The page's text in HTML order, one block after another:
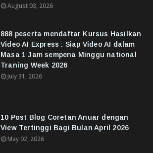
August 03, 2026
888 peserta mendaftar Kursus Hasilkan
Video AI Express : Siap Video AI dalam
Masa 1 Jam sempena Minggu national
Traning Week 2026
July 31, 2026
10 Post Blog Coretan Anuar dengan
View Tertinggi Bagi Bulan April 2026
May 02, 2026